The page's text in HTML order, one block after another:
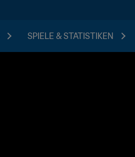
SPIELE & STATISTIKEN